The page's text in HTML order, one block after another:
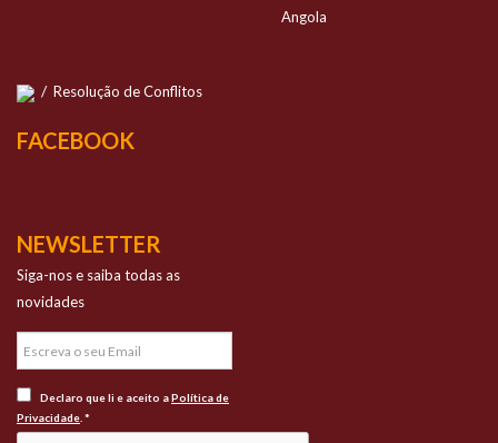
Angola
/ Resolução de Conflitos
FACEBOOK
NEWSLETTER
Siga-nos e saiba todas as
novidades
Declaro que li e aceito aPolítica de
Privacidade . *